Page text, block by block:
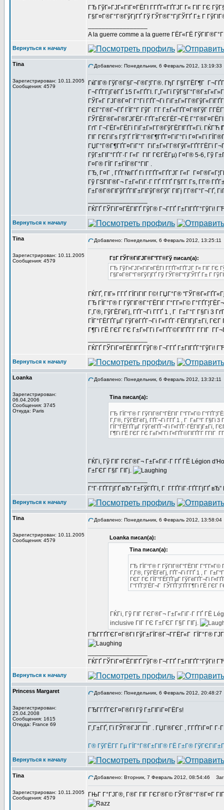
ГЂ ГўГ»ГЈГ«ГїГ¤ГЁГІ Г­ГҐГ«ГҐГЈГ Г« ГІГ ГЄ
Г§Г¤Г®Г°Г®ГўГјГҐ Гў ГЎГ®Г°ГјГЎГҐ Г± Г
A la guerre comme a la guerre ГЁГ«ГЁ
Вернуться к началу
Tina
Зарегистрирован: 10.11.2005
Сообщения: 4579
Добавлено: Понедельник, 6 Февраль 2012, 13:19:33
ГќГІГ® ГўГ®Г§Г¬Г®Г¦Г­Г®. ГђГ Г§Г­ГЁГ¶Г
Г¬ГҐГ­ГјГёГҐ 15 Г«ГҐГІ. Г„Г«Гї
ГЎГ«Г ГЈГ®Г¤Г Г°Гї ГҐГ¬Гі
ГЄГ°Г®Г¬ГҐ ГЇГ°Г ГўГ Г­Г Г±Г«ГҐГ¤Г®ГўГ
ГЎГЁГ®Г«Г®ГЈГЁГ·ГҐГ±ГЄГЁГ¬ГЁ
ГґГ Г¬ГЁГ«ГЁГї ГіГ±Г»Г­Г®ГўГЁГІГҐГ«Гї. ГЌГЋ
ГІГ ГЄГіГѕ Г¦ГҐ ГЇГ°Г®Г¶ГҐГ¤ГіГ°Гі Г¤Г«Гї
ГЏГ°Г®Г¶ГҐГ¤ГіГ°Г ГіГ±Г»Г­Г®ГўГ«ГҐГ­ГЁГї
ГўГ±ГІГ°ГҐГ·Г Г«Г ГІГ ГЄГЁГµ) Г¤Г® 5-6, Гў
Г¤Г® ГЇГ Г±ГЇГ®Г°ГІГ .
ГЂ, Г¤Г , ГҐГ№ГҐ Гі Г­ГҐГ«ГҐГЈГ Г«Г
Гў ГЅГІГ®Г¬ Г±Г«ГіГ·Г ГҐ Г­ГҐ Г§Г­Г Гѕ, Г­Г®
Г±Г®Г®ГІГўГҐГІГ±ГІГўГ®ГўГ ГІГј Г­Г®Г°Г¬ГҐ,
ГЌГҐ ГЎГіГ¤ГЁГІГҐ ГўГ® Г¬Г­ГҐ Г±ГІГҐГ°ГўГі!
Вернуться к началу
Tina
Зарегистрирован: 10.11.2005
Сообщения: 4579
Добавлено: Понедельник, 6 Февраль 2012, 13:25:11
Г‡Г ГЎГ®ГіГЈГ®Г°Г­Г®Гў писал(а):
ГЂ ГўГ»ГЈГ«ГїГ¤ГЁГІ Г­ГҐГ«ГҐГЈГ Г« ГІГ ГЄ
Г§Г¤Г®Г°Г®ГўГјГҐ Гў ГЎГ®Г°ГјГЎГҐ Г± Г
ГЌГҐ, ГІГ» Г­ГҐ ГЇГіГІГ Г©! ГЏГ°Г®
ГЂ ГЇГ°Г® Г ГўГІГ®Г°ГЁГІГ Г°Г­Г»Г©
Г‚Г®, ГўГЁГёГј, ГҐГ¬Гі Г­ГҐ 1 , Г Г±Г°Г Г§Гі 3
ГЇГ°ГЁГҐГµГ ГўГёГҐГ¬Гі Г«ГҐГ·ГЁГІГјГ±Гї,
Г¶Гі ГЁ ГЄГ ГЄ Г±Г»Г­Гі Г«ГҐГ©ГІГҐГ­Г Г­ГІГ
ГЌГҐ ГЎГіГ¤ГЁГІГҐ ГўГ® Г¬Г­ГҐ Г±ГІГҐГ°ГўГі!
Вернуться к началу
Loanka
Зарегистрирован:
06.04.2006
Сообщения: 3745
Откуда: Paris
Добавлено: Понедельник, 6 Февраль 2012, 13:32:11
Tina писал(а):
ГЂ ГЇГ°Г® Г ГўГІГ®Г°ГЁГІГ Г°Г­Г»Г©
Г‚Г®, ГўГЁГёГј, ГҐГ¬Гі Г­ГҐ 1 , Г Г±Г°Г Г§Гі
ГЇГ°ГЁГҐГµГ ГўГёГҐГ¬Гі
Г¶Гі ГЁ ГЄГ ГЄ Г±Г»Г­Гі Г«ГҐГ©ГІГҐГ­Г Г­ГІГ
ГЌГі, Гў ГІГ ГЄГ®Г¬ Г±Г«ГіГ·Г ГҐ ГЁ Légion
Г±ГЄГ Г§Г ГІГј.
Г“Г·ГҐГ­ГјГҐ вЂ” Г±ГўГҐГІ, Г Г­ГҐГіГ·ГҐГ­ГјГҐ
Вернуться к началу
Tina
Зарегистрирован: 10.11.2005
Сообщения: 4579
Добавлено: Понедельник, 6 Февраль 2012, 13:58:04
Loanka писал(а):
Tina писал(а):
ГЂ ГЇГ°Г® Г ГўГІГ®Г°ГЁГІГ Г°Г­Г»Г©
Г‚Г®, ГўГЁГёГј, ГҐГ¬Гі Г­ГҐ 1 , Г
ГЄГ ГЄ ГЇГ°ГЁГҐГµГ ГўГёГҐГ¬Гі
Г°ГҐГ¦ГЁГ¬Г ГЎГҐГ¦ГҐГ­Г¶Гі ГЁ ГЄГ
ГЌГі, Гў ГІГ ГЄГ®Г¬ Г±Г«ГіГ·Г ГҐ ГЁ
inclusive ГІГ ГЄ Г±ГЄГ Г§Г ГІГј.
ГЂГ­ГҐГЄГ¤Г®ГІ ГўГ±ГЇГ®Г¬Г­ГЁГ«Г ГЇГ°Г®
ГЌГҐ ГЎГіГ¤ГЁГІГҐ ГўГ® Г¬Г­ГҐ Г±ГІГҐГ°ГўГі!
Вернуться к началу
Princess Margaret
Зарегистрирован:
25.04.2008
Сообщения: 1615
Откуда: France 69
Добавлено: Понедельник, 6 Февраль 2012, 20:48:27
ГЂГ­ГҐГЄГ¤Г®ГІ Гў Г±ГІГіГ¤ГЁГѕ!
Г‚Г±ГҐ, Гї ГЎГ®ГЈГ ГІГ . ГЏГ®ГЄГ , Г­ГҐГіГ¤Г
Г® ГўГЁГ­Г Гµ ГЇГ°Г®Г±ГІГ® ГЁ Г±Г®
Вернуться к началу
Tina
Зарегистрирован: 10.11.2005
Сообщения: 4579
Добавлено: Вторник, 7 Февраль 2012, 08:54:46
ГЊГ Г°ГЈГ®, Г®Г­ ГІГ ГЄГ®Г© ГЎГ®Г°Г®Г¤Г